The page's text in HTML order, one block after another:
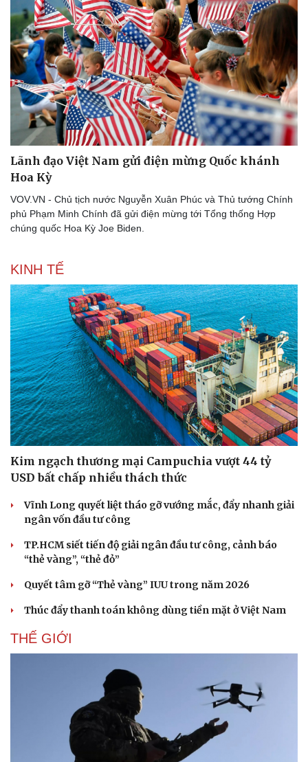
Kinh tế
Bất động sản
Khởi nghiệp
Thị trường
Giá vàng
Tiêu dùng
Tỷ giá
Chứng khoán
Giá cà phê
Quân sự - Quốc phòng
Vũ khí
Lãnh đạo Việt Nam gửi điện mừng Quốc khánh
Hoa Kỳ
VOV.VN - Chủ tịch nước Nguyễn Xuân Phúc và Thủ tướng Chính
phủ Phạm Minh Chính đã gửi điện mừng tới Tổng thống Hợp
chúng quốc Hoa Kỳ Joe Biden.
KINH TẾ
Kim ngạch thương mại Campuchia vượt 44 tỷ
USD bất chấp nhiều thách thức
Vĩnh Long quyết liệt tháo gỡ vướng mắc, đẩy nhanh giải
ngân vốn đầu tư công
TP.HCM siết tiến độ giải ngân đầu tư công, cảnh báo
“thẻ vàng”, “thẻ đỏ”
Quyết tâm gỡ “Thẻ vàng” IUU trong năm 2026
Thúc đẩy thanh toán không dùng tiền mặt ở Việt Nam
THẾ GIỚI